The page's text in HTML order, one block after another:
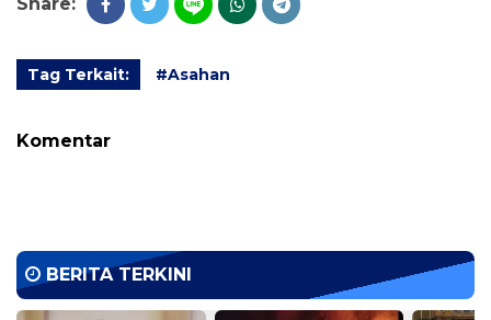
Tag Terkait: #Asahan
Komentar
BERITA TERKINI